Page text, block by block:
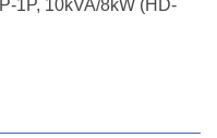
1P, 10kVA/8kW (HD-